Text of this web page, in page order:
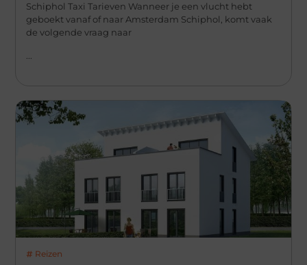
Schiphol Taxi Tarieven Wanneer je een vlucht hebt
geboekt vanaf of naar Amsterdam Schiphol, komt vaak
de volgende vraag naar
Reizen